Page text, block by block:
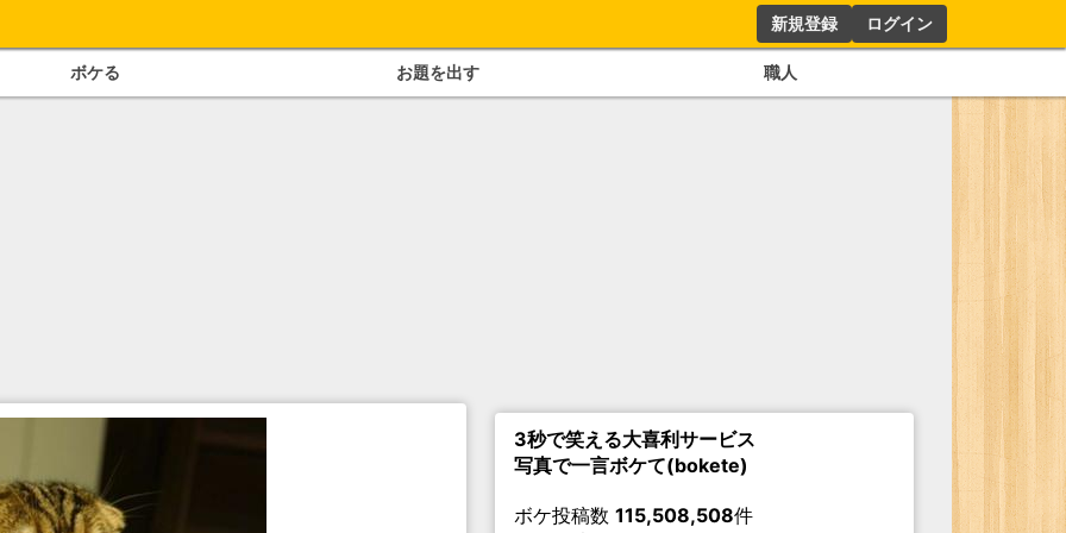
新規登録 ログイン
ボケる お題を出す 職人
3秒で笑える大喜利サービス
写真で一言ボケて(bokete)
ボケ投稿数 115,508,508件